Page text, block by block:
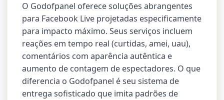
O Godofpanel oferece soluções abrangentes
para Facebook Live projetadas especificamente
para impacto máximo. Seus serviços incluem
reações em tempo real (curtidas, amei, uau),
comentários com aparência autêntica e
aumento de contagem de espectadores. O que
diferencia o Godofpanel é seu sistema de
entrega sofisticado que imita padrões de